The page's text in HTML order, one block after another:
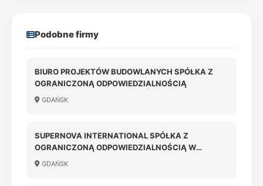
Podobne firmy
BIURO PROJEKTÓW BUDOWLANYCH SPÓŁKA Z
OGRANICZONĄ ODPOWIEDZIALNOŚCIĄ
GDAŃSK
SUPERNOVA INTERNATIONAL SPÓŁKA Z
OGRANICZONĄ ODPOWIEDZIALNOŚCIĄ W
LIKWIDACJI
GDAŃSK